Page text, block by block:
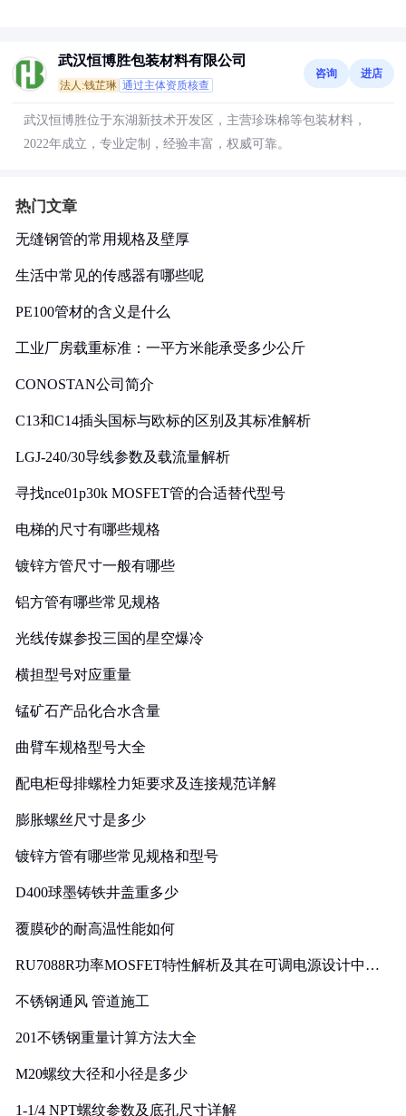
武汉恒博胜包装材料有限公司
法人:钱芷琳 通过主体资质核查
咨询 进店
武汉恒博胜位于东湖新技术开发区，主营珍珠棉等包装材料，
2022年成立，专业定制，经验丰富，权威可靠。
热门文章
无缝钢管的常用规格及壁厚
生活中常见的传感器有哪些呢
PE100管材的含义是什么
工业厂房载重标准：一平方米能承受多少公斤
CONOSTAN公司简介
C13和C14插头国标与欧标的区别及其标准解析
LGJ-240/30导线参数及载流量解析
寻找nce01p30k MOSFET管的合适替代型号
电梯的尺寸有哪些规格
镀锌方管尺寸一般有哪些
铝方管有哪些常见规格
光线传媒参投三国的星空爆冷
横担型号对应重量
锰矿石产品化合水含量
曲臂车规格型号大全
配电柜母排螺栓力矩要求及连接规范详解
膨胀螺丝尺寸是多少
镀锌方管有哪些常见规格和型号
D400球墨铸铁井盖重多少
覆膜砂的耐高温性能如何
RU7088R功率MOSFET特性解析及其在可调电源设计中的
不锈钢通风 管道施工
201不锈钢重量计算方法大全
M20螺纹大径和小径是多少
1-1/4 NPT螺纹参数及底孔尺寸详解